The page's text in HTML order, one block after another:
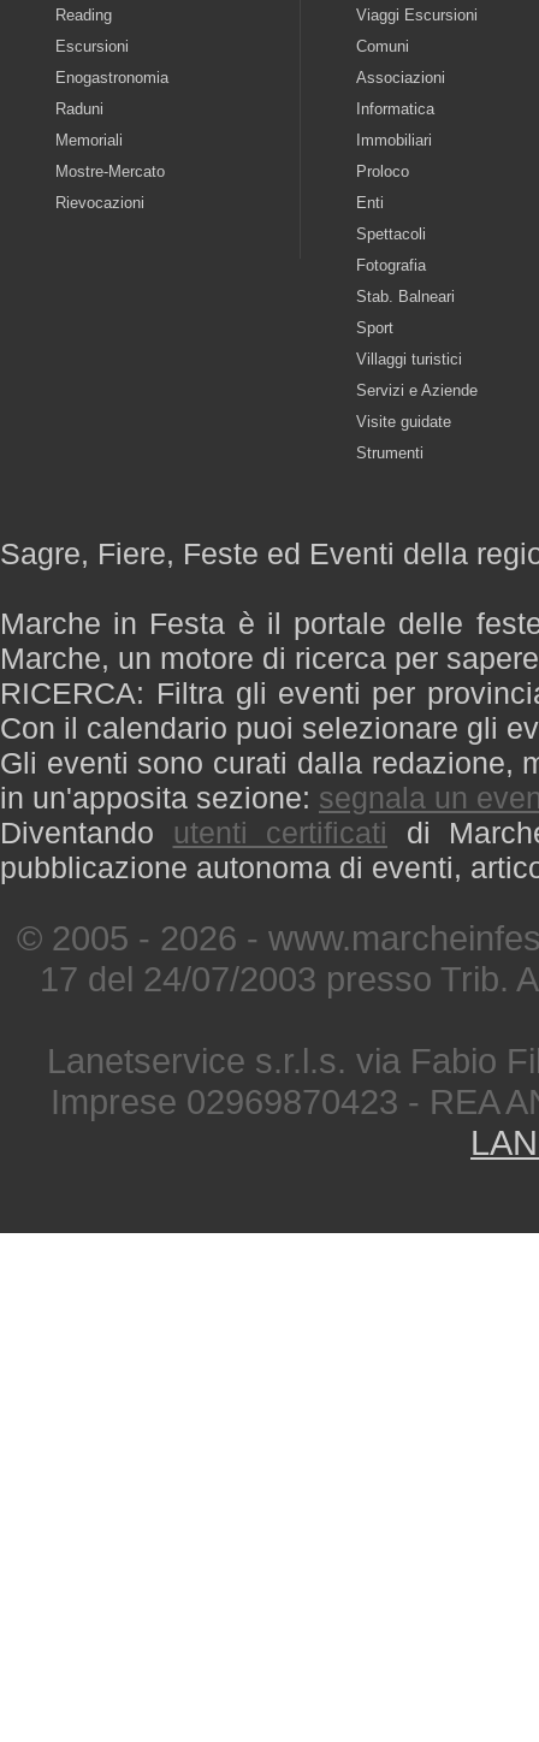
Reading
Escursioni
Enogastronomia
Raduni
Memoriali
Mostre-Mercato
Rievocazioni
Viaggi Escursioni
Comuni
Associazioni
Informatica
Immobiliari
Proloco
Enti
Spettacoli
Fotografia
Stab. Balneari
Sport
Villaggi turistici
Servizi e Aziende
Visite guidate
Strumenti
Sagre, Fiere, Feste ed Eventi della
Marche in Festa è il portale delle
Marche, un motore di ricerca per
RICERCA: Filtra gli eventi per
Con il calendario puoi selezionare gli
Gli eventi sono curati dalla redazione,
in un'apposita sezione: segnala un
Diventando utenti certificati di
pubblicazione autonoma di eventi,
© 2005 - 2026 -
17 del 24/07/2003 presso Trib.
Lanetservice s.r.l.s. via Fabio
Imprese 02969870423 - REA